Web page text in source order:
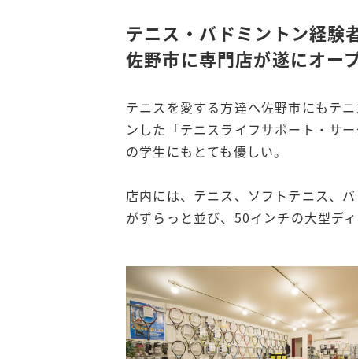
テニス・バドミントン経験
佐野市に専門店が遂にオープ
テニスを愛する方達へ佐野市にもテ
ンした「テニスライフサポート・サ
の学生にもとても優しい。
店内には、テニス、ソフトテニス、
がずらっと並び、50インチの大型デ